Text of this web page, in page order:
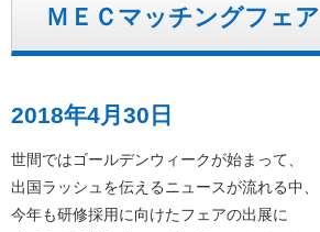
ＭＥＣマッチングフェア
2018年4月30日
世間ではゴールデンウィークが始まって、
出国ラッシュを伝えるニュースが流れる中、
今年も研修採用に向けたフェアの出展に